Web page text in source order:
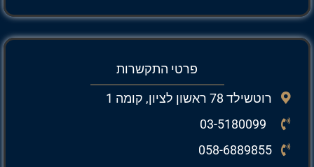
פרטי התקשרות
רוטשילד 78 ראשון לציון, קומה 1
058-6889855